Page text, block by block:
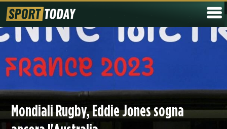
Mondiali Rugby, Eddie Jones sogna